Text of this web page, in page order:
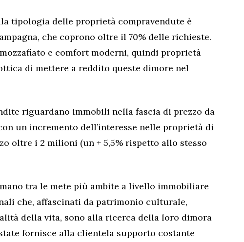
tipologia delle proprietà compravendute è
che coprono oltre il 70% delle richieste.
e comfort moderni, quindi proprietà
di mettere a reddito queste dimore nel
riguardano immobili nella fascia di prezzo da
un incremento dell’interesse nelle proprietà di
oltre i 2 milioni (un + 5,5% rispetto allo stesso
tra le mete più ambite a livello immobiliare
che, affascinati da patrimonio culturale,
della vita, sono alla ricerca della loro dimora
fornisce alla clientela supporto costante